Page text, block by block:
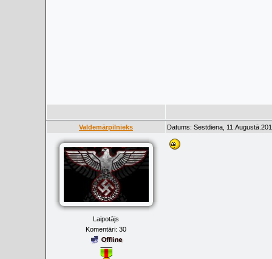
Valdemārpilnieks Datums: Sestdiena,
Laipotājs
Komentāri: 30